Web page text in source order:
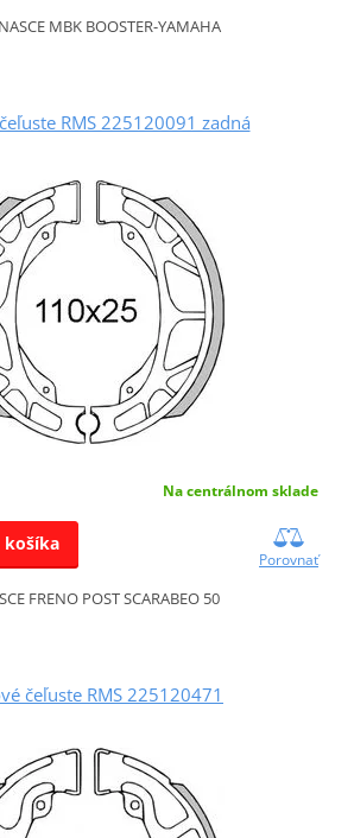
MBK BOOSTER-YAMAHA
RMS 225120091 zadná
Na centrálnom sklade
košíka
Porovnať
FRENO POST SCARABEO 50
čeľuste RMS 225120471